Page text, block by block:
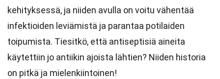
kehityksessä, ja niiden avulla on voitu vähentää
infektioiden leviämistä ja parantaa potilaiden
toipumista. Tiesitkö, että antiseptisiä aineita
käytettiin jo antiikin ajoista lähtien? Niiden historia
on pitkä ja mielenkiintoinen!